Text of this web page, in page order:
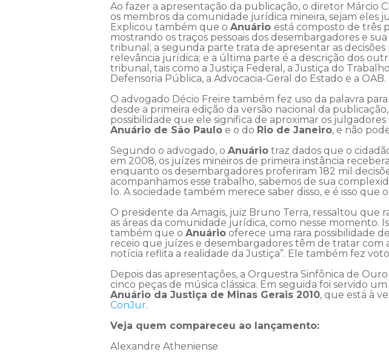
Ao fazer a apresentação da publicação, o diretor Márcio
os membros da comunidade jurídica mineira, sejam eles
Explicou também que o Anuário está composto de três
mostrando os traços pessoais dos desembargadores e
tribunal; a segunda parte trata de apresentar as
relevância jurídica; e a última parte é a descrição dos
tribunal, tais como a Justiça Federal, a Justiça do
Defensoria Pública, a Advocacia-Geral do Estado e a OAB.
O advogado Décio Freire também fez uso da palavra
desde a primeira edição da versão nacional da
possibilidade que ele significa de aproximar os
Anuário de São Paulo e o do Rio de Janeiro, e não
Segundo o advogado, o Anuário traz dados que o
em 2008, os juízes mineiros de primeira instância
enquanto os desembargadores proferiram 182 mil
acompanhamos esse trabalho, sabemos de sua
lo. A sociedade também merece saber disso, e é isso que o
O presidente da Amagis, juiz Bruno Terra, ressaltou
as áreas da comunidade jurídica, como nesse momento.
também que o Anuário oferece uma rara possibilidade
receio que juízes e desembargadores têm de tratar com
notícia reflita a realidade da Justiça”. Ele também fez
Depois das apresentações, a Orquestra Sinfônica de
cinco peças de música clássica. Em seguida foi servido
Anuário da Justiça de Minas Gerais 2010, que está à
ConJur.
Veja quem compareceu ao lançamento:
Alexandre Atheniense